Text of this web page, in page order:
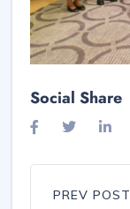
Social Share
PREV POST